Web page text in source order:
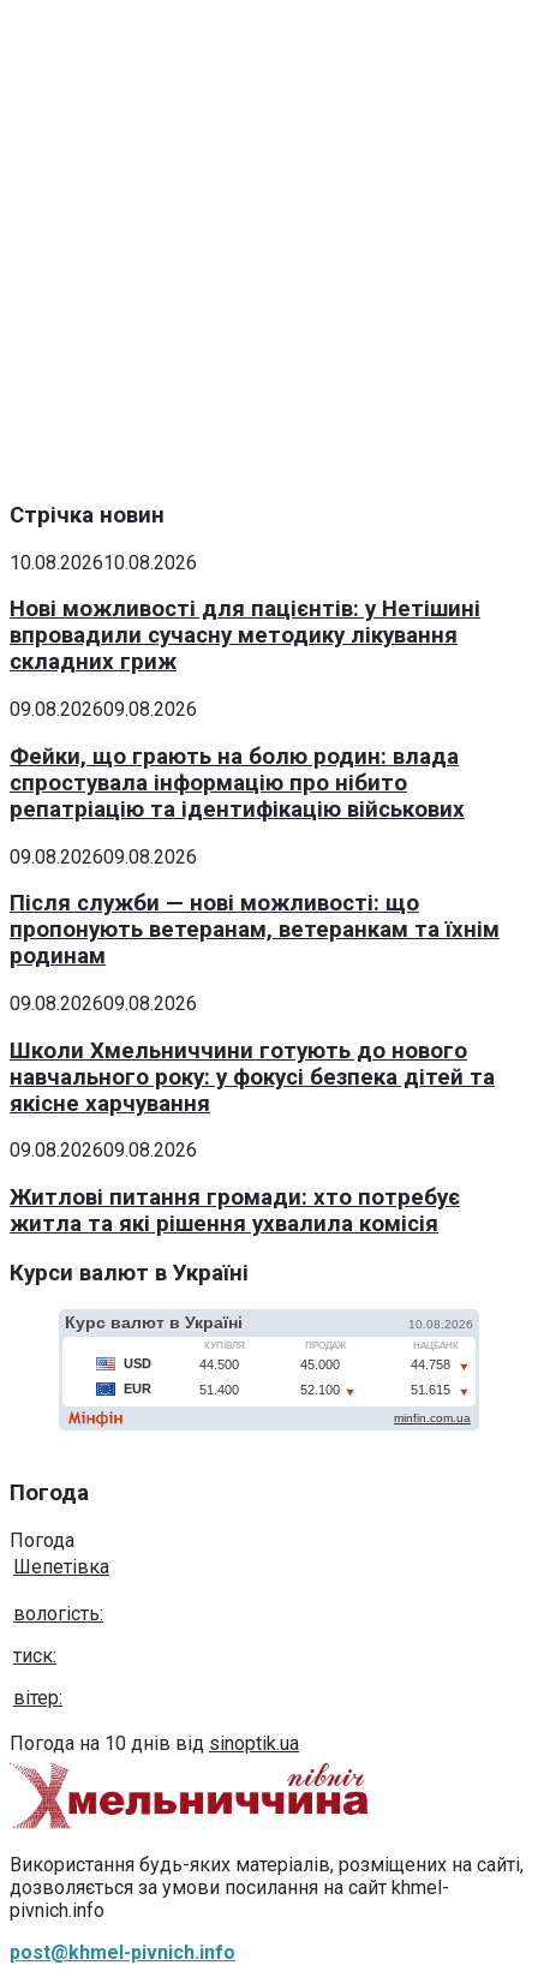
Стрічка новин
10.08.202610.08.2026
Нові можливості для пацієнтів: у Нетішині
впровадили сучасну методику лікування
складних гриж
09.08.202609.08.2026
Фейки, що грають на болю родин: влада
спростувала інформацію про нібито
репатріацію та ідентифікацію військових
09.08.202609.08.2026
Після служби — нові можливості: що
пропонують ветеранам, ветеранкам та їхнім
родинам
09.08.202609.08.2026
Школи Хмельниччини готують до нового
навчального року: у фокусі безпека дітей та
якісне харчування
09.08.202609.08.2026
Житлові питання громади: хто потребує
житла та які рішення ухвалила комісія
Курси валют в Україні
Погода
Погода
Шепетівка
вологість:
тиск:
вітер:
Погода на 10 днів від sinoptik.ua
Використання будь-яких матеріалів, розміщених на сайті,
дозволяється за умови посилання на сайт khmel-
pivnich.info
post@khmel-pivnich.info